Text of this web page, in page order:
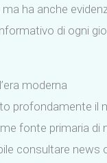
ha anche
di ogni
moderna
profondamente il
fonte primaria
consultare news